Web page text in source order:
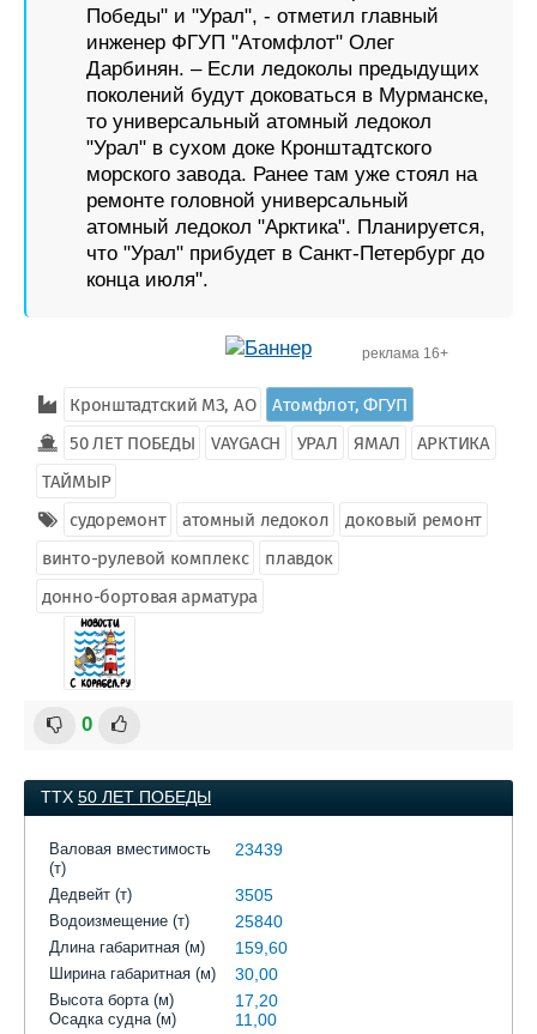
Победы" и "Урал", - отметил главный
инженер ФГУП "Атомфлот" Олег
Дарбинян. – Если ледоколы предыдущих
поколений будут доковаться в Мурманске,
то универсальный атомный ледокол
"Урал" в сухом доке Кронштадтского
морского завода. Ранее там уже стоял на
ремонте головной универсальный
атомный ледокол "Арктика". Планируется,
что "Урал" прибудет в Санкт-Петербург до
конца июля".
реклама 16+
Кронштадтский МЗ, АО
Атомфлот, ФГУП
50 ЛЕТ ПОБЕДЫ
VAYGACH УРАЛ ЯМАЛ
АРКТИКА
ТАЙМЫР
судоремонт
атомный ледокол
доковый ремонт
винто-рулевой комплекс
плавдок
донно-бортовая арматура
0
ТТХ 50 ЛЕТ ПОБЕДЫ
Валовая вместимость
(т)
23439
Дедвейт (т) 3505
Водоизмещение (т) 25840
Длина габаритная (м) 159,60
Ширина габаритная (м) 30,00
Высота борта (м) 17,20
Осадка судна (м) 11,00